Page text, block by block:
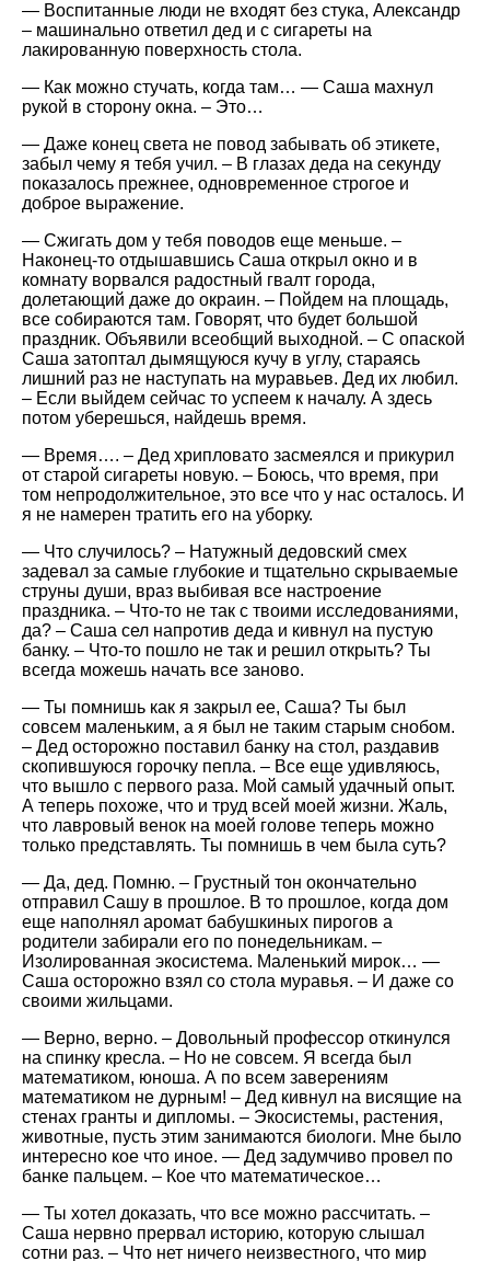
— Воспитанные люди не входят без стука, Александр
– машинально ответил дед и с сигареты на
лакированную поверхность стола.
— Как можно стучать, когда там… — Саша махнул
рукой в сторону окна. – Это…
— Даже конец света не повод забывать об этикете,
забыл чему я тебя учил. – В глазах деда на секунду
показалось прежнее, одновременное строгое и
доброе выражение.
— Сжигать дом у тебя поводов еще меньше. –
Наконец-то отдышавшись Саша открыл окно и в
комнату ворвался радостный гвалт города,
долетающий даже до окраин. – Пойдем на площадь,
все собираются там. Говорят, что будет большой
праздник. Объявили всеобщий выходной. – С опаской
Саша затоптал дымящуюся кучу в углу, стараясь
лишний раз не наступать на муравьев. Дед их любил.
– Если выйдем сейчас то успеем к началу. А здесь
потом уберешься, найдешь время.
— Время…. – Дед хрипловато засмеялся и прикурил
от старой сигареты новую. – Боюсь, что время, при
том непродолжительное, это все что у нас осталось. И
я не намерен тратить его на уборку.
— Что случилось? – Натужный дедовский смех
задевал за самые глубокие и тщательно скрываемые
струны души, враз выбивая все настроение
праздника. – Что-то не так с твоими исследованиями,
да? – Саша сел напротив деда и кивнул на пустую
банку. – Что-то пошло не так и решил открыть? Ты
всегда можешь начать все заново.
— Ты помнишь как я закрыл ее, Саша? Ты был
совсем маленьким, а я был не таким старым снобом.
– Дед осторожно поставил банку на стол, раздавив
скопившуюся горочку пепла. – Все еще удивляюсь,
что вышло с первого раза. Мой самый удачный опыт.
А теперь похоже, что и труд всей моей жизни. Жаль,
что лавровый венок на моей голове теперь можно
только представлять. Ты помнишь в чем была суть?
— Да, дед. Помню. – Грустный тон окончательно
отправил Сашу в прошлое. В то прошлое, когда дом
еще наполнял аромат бабушкиных пирогов а
родители забирали его по понедельникам. –
Изолированная экосистема. Маленький мирок… —
Саша осторожно взял со стола муравья. – И даже со
своими жильцами.
— Верно, верно. – Довольный профессор откинулся
на спинку кресла. – Но не совсем. Я всегда был
математиком, юноша. А по всем заверениям
математиком не дурным! – Дед кивнул на висящие на
стенах гранты и дипломы. – Экосистемы, растения,
животные, пусть этим занимаются биологи. Мне было
интересно кое что иное. — Дед задумчиво провел по
банке пальцем. – Кое что математическое…
— Ты хотел доказать, что все можно рассчитать. –
Саша нервно прервал историю, которую слышал
сотни раз. – Что нет ничего неизвестного, что мир